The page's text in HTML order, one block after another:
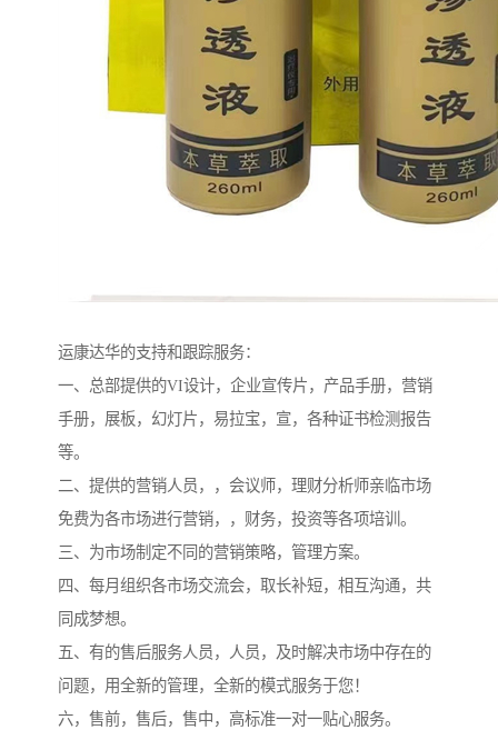
运康达华的支持和跟踪服务：
一、总部提供的VI设计，企业宣传片，产品手册，营销
手册，展板，幻灯片，易拉宝，宣，各种证书检测报告
等。
二、提供的营销人员，，会议师，理财分析师亲临市场
免费为各市场进行营销，，财务，投资等各项培训。
三、为市场制定不同的营销策略，管理方案。
四、每月组织各市场交流会，取长补短，相互沟通，共
同成梦想。
五、有的售后服务人员，人员，及时解决市场中存在的
问题，用全新的管理，全新的模式服务于您！
六，售前，售后，售中，高标准一对一贴心服务。